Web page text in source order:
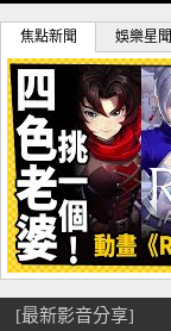
焦點新聞 娛樂星聞
[最新影音分享]